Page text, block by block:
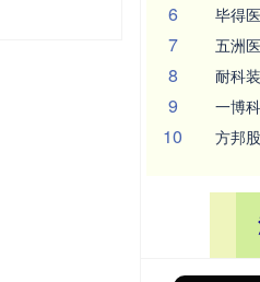
6 毕得
7 五洲
8 耐科
9 一博
10 方邦